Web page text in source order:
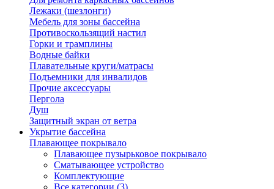
Лежаки (шезлонги)
Мебель для зоны бассейна
Противоскользящий настил
Горки и трамплины
Водные байки
Плавательные круги/матрасы
Подъемники для инвалидов
Прочие аксессуары
Пергола
Душ
Защитный экран от ветра
Укрытие бассейна
Плавающее покрывало
Плавающее пузырьковое покрывало
Сматывающее устройство
Комплектующие
Все категории (3)